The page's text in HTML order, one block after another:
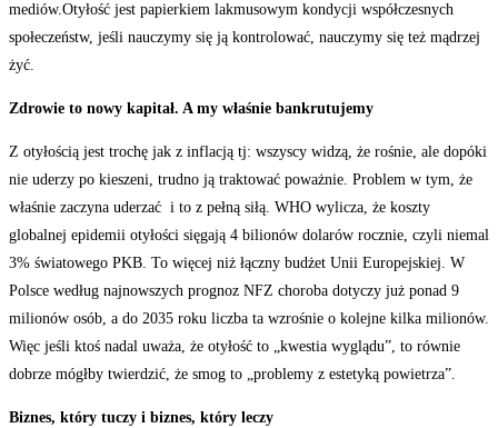
mediów.Otyłość jest papierkiem lakmusowym kondycji współczesnych
społeczeństw, jeśli nauczymy się ją kontrolować, nauczymy się też mądrzej
żyć.
Zdrowie to nowy kapitał. A my właśnie bankrutujemy
Z otyłością jest trochę jak z inflacją tj: wszyscy widzą, że rośnie, ale dopóki
nie uderzy po kieszeni, trudno ją traktować poważnie. Problem w tym, że
właśnie zaczyna uderzać i to z pełną siłą. WHO wylicza, że koszty
globalnej epidemii otyłości sięgają 4 bilionów dolarów rocznie, czyli niemal
3% światowego PKB. To więcej niż łączny budżet Unii Europejskiej. W
Polsce według najnowszych prognoz NFZ choroba dotyczy już ponad 9
milionów osób, a do 2035 roku liczba ta wzrośnie o kolejne kilka milionów.
Więc jeśli ktoś nadal uważa, że otyłość to „kwestia wyglądu”, to równie
dobrze mógłby twierdzić, że smog to „problemy z estetyką powietrza”.
Biznes, który tuczy i biznes, który leczy